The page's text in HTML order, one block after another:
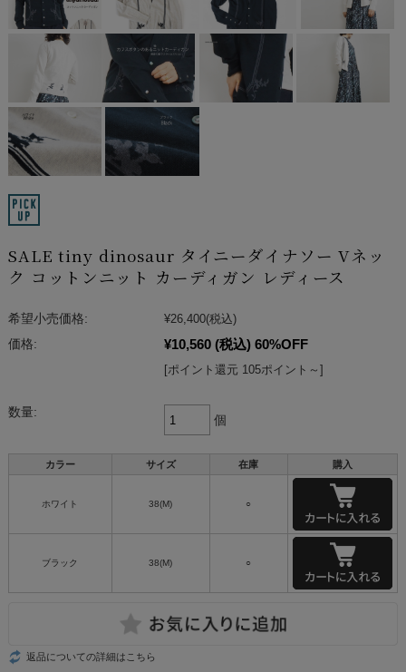
SALE tiny dinosaur タイニーダイナソー Vネッ
ク コットンニット カーディガン レディース
希望小売価格: ¥26,400(税込)
価格:
¥10,560 (税込) 60%OFF
[ポイント還元 105ポイント～]
数量:
個
カラー サイズ 在庫 購入
ホワイト 38(M) ○
ブラック 38(M) ○
返品についての詳細はこちら